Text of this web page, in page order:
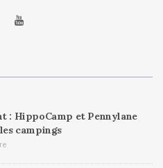
: HippoCamp et Pennylane
campings